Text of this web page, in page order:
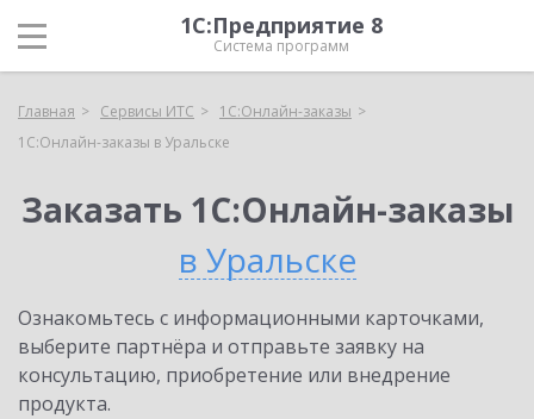
1С:Предприятие 8
Система программ
Главная Сервисы ИТС
1С:Онлайн-заказы
1С:Онлайн-заказы в Уральске
Заказать 1С:Онлайн-заказы
в Уральске
Ознакомьтесь с информационными карточками,
выберите партнёра и отправьте заявку на
консультацию, приобретение или внедрение
продукта.